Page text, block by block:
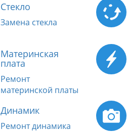
Стекло
Замена стекла
Материнская
плата
Ремонт
материнской платы
Динамик
Ремонт динамика